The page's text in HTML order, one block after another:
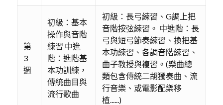
第
3
週
初級：基本
操作與音階
練習 中進
階：進階基
本功訓練，
傳統曲目與
流行歌曲
初級：長弓練習、G調上把
音階按弦練習。 中進階：長
弓與短弓節奏練習、換把基
本功練習、各調音階練習、
曲子教授與複習。(樂曲總
類包含傳統二胡獨奏曲、流
行音樂、或電影配樂移
植......)